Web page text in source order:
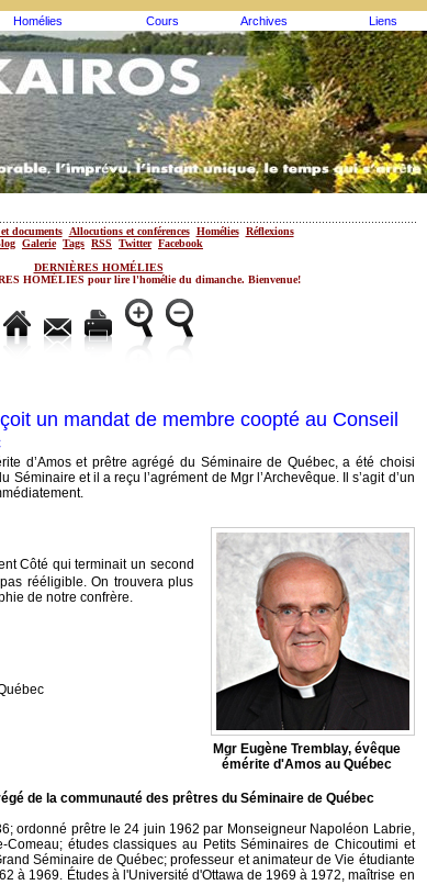
Homélies Cours Archives Liens
documents Allocutions et conférences Homélies Réflexions
Galerie Tags RSS Twitter Facebook
DERNIÈRES HOMÉLIES
HOMÉLIES pour lire l'homélie du dimanche. Bienvenue!
un mandat de membre coopté au Conseil
d’Amos et prêtre agrégé du Séminaire de Québec, a été choisi
Séminaire et il a reçu l’agrément de Mgr l’Archevêque. Il s’agit d’un
Mgr Eugène Tremblay, évêque
émérite d'Amos au Québec
Côté qui terminait un second
rééligible. On trouvera plus
de notre confrère.
de la communauté des prêtres du Séminaire de Québec
ordonné prêtre le 24 juin 1962 par Monseigneur Napoléon Labrie,
études classiques au Petits Séminaires de Chicoutimi et
Séminaire de Québec; professeur et animateur de Vie étudiante
à 1969. Études à l'Université d'Ottawa de 1969 à 1972, maîtrise en